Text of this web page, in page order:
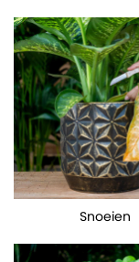
Snoeien